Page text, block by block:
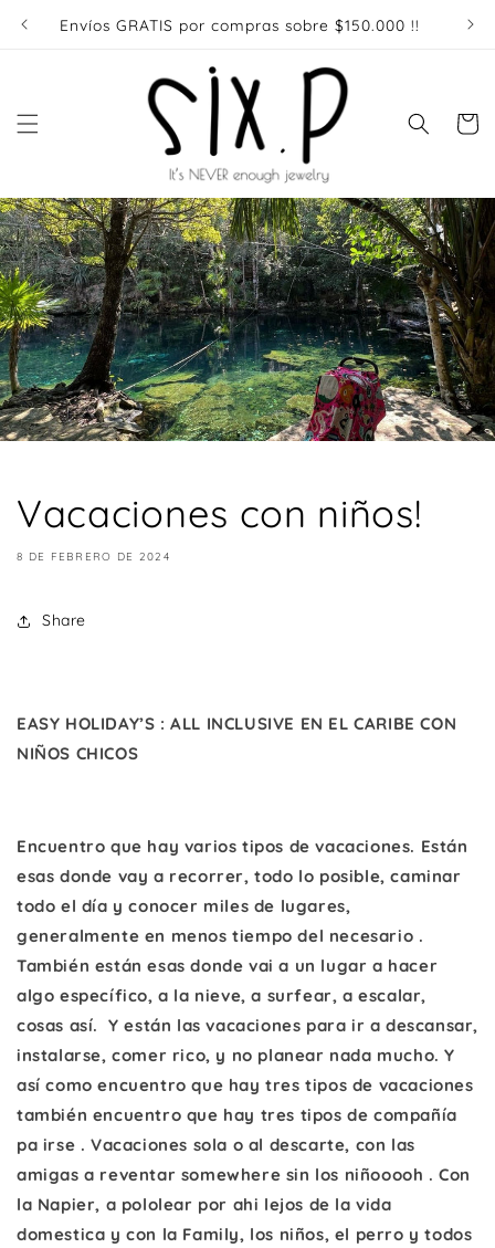
directamente
Envíos GRATIS por compras sobre $150.000 !!
Carrito
Vacaciones con niños!
8 DE FEBRERO DE 2024
Share
EASY HOLIDAY’S : ALL INCLUSIVE EN EL CARIBE CON
NIÑOS CHICOS
Encuentro que hay varios tipos de vacaciones. Están
esas donde vay a recorrer, todo lo posible, caminar
todo el día y conocer miles de lugares,
generalmente en menos tiempo del necesario .
También están esas donde vai a un lugar a hacer
algo específico, a la nieve, a surfear, a escalar,
cosas así. Y están las vacaciones para ir a descansar,
instalarse, comer rico, y no planear nada mucho. Y
así como encuentro que hay tres tipos de vacaciones
también encuentro que hay tres tipos de compañía
pa irse . Vacaciones sola o al descarte, con las
amigas a reventar somewhere sin los niñooooh . Con
la Napier, a pololear por ahi lejos de la vida
domestica y con la Family, los niños, el perro y todos